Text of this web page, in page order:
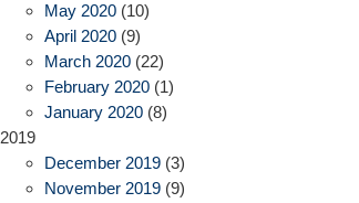
May 2020(10)
April 2020(9)
March 2020(22)
February 2020(1)
January 2020(8)
2019
December 2019(3)
November 2019(9)